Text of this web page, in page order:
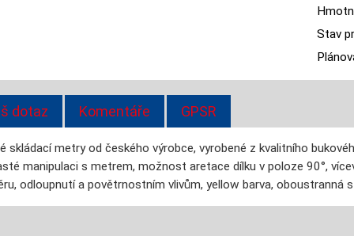
Stav
dotaz Komentáře GPSR
skládací metry od českého výrobce, vyrobené z kvalitního
manipulaci s metrem, možnost aretace dílku v poloze 90°,
odloupnutí a povětrnostním vlivům, yellow barva, oboustranná